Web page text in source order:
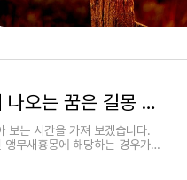
비둘기 앵무새가 꿈속에서 나오는 꿈은 길몽 일까요? 흉몽인 경우도 있으니 확인 해보세요.(동물
보는 시간을 가져 보겠습니다.
무새흉몽에 해당하는 경우가